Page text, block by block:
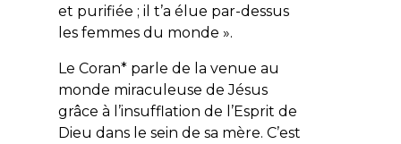
et purifiée ; il t’a élue par-dessus
les femmes du monde ».
Le Coran* parle de la venue au
monde miraculeuse de Jésus
grâce à l’insufflation de l’Esprit de
Dieu dans le sein de sa mère. C’est